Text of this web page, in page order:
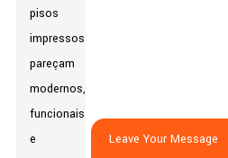
pisos
impressos
pareçam
modernos,
funcionais
e
Leave Your Message